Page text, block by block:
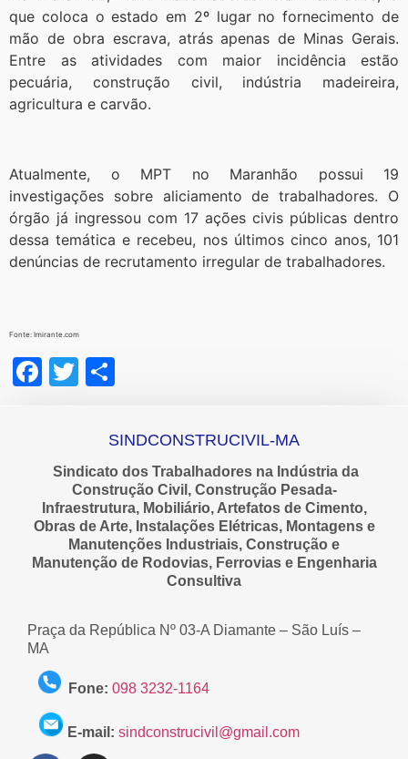
que coloca o estado em 2º lugar no fornecimento de
mão de obra escrava, atrás apenas de Minas Gerais.
Entre as atividades com maior incidência estão
pecuária, construção civil, indústria madeireira,
agricultura e carvão.
Atualmente, o MPT no Maranhão possui 19
investigações sobre aliciamento de trabalhadores. O
órgão já ingressou com 17 ações civis públicas dentro
dessa temática e recebeu, nos últimos cinco anos, 101
denúncias de recrutamento irregular de trabalhadores.
Fonte: Imirante.com
Facebook
Twitter
SINDCONSTRUCIVIL-MA
Sindicato dos Trabalhadores na Indústria da
Construção Civil, Construção Pesada-
Infraestrutura, Mobiliário, Artefatos de Cimento,
Obras de Arte, Instalações Elétricas, Montagens e
Manutenções Industriais, Construção e
Manutenção de Rodovias, Ferrovias e Engenharia
Consultiva
Praça da República Nº 03-A Diamante – São Luís –
MA
Fone: 098 3232-1164
E-mail: sindconstrucivil@gmail.com